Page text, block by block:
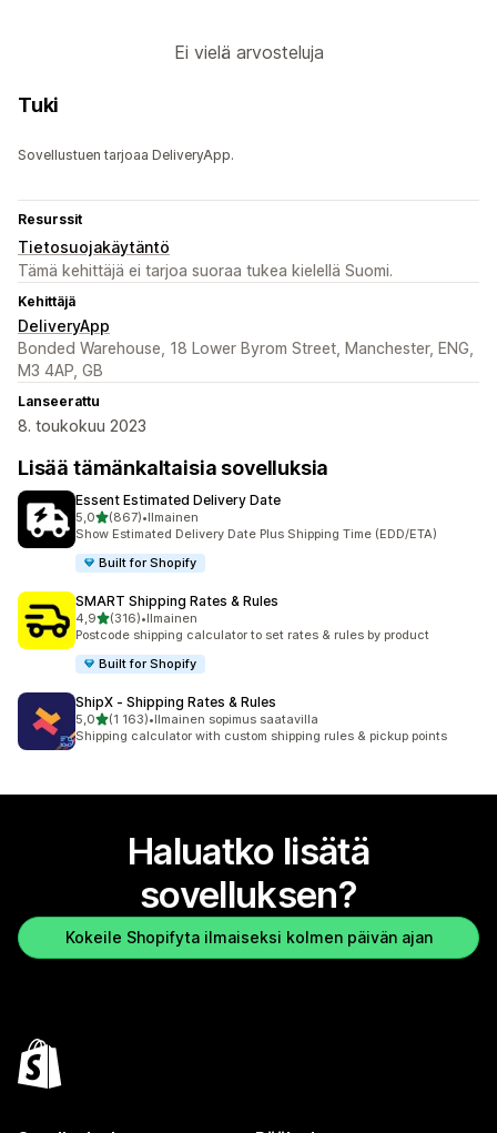
Ei vielä arvosteluja
Tuki
Sovellustuen tarjoaa DeliveryApp.
Resurssit
Tietosuojakäytäntö
Tämä kehittäjä ei tarjoa suoraa tukea kielellä Suomi.
Kehittäjä
DeliveryApp
Bonded Warehouse, 18 Lower Byrom Street, Manchester, ENG,
M3 4AP, GB
Lanseerattu
8. toukokuu 2023
Lisää tämänkaltaisia sovelluksia
Essent Estimated Delivery Date
5,0/ 5 tähteä
(867)
867 arvostelua yhteensä
•Ilmainen
Show Estimated Delivery Date Plus Shipping Time (EDD/ETA)
Built for Shopify
SMART Shipping Rates & Rules
4,9/ 5 tähteä
(316)
316 arvostelua yhteensä
•Ilmainen
Postcode shipping calculator to set rates & rules by product
Built for Shopify
ShipX ‑ Shipping Rates & Rules
5,0/ 5 tähteä
(1 163)
1163 arvostelua yhteensä
•Ilmainen sopimus saatavilla
Shipping calculator with custom shipping rules & pickup points
Haluatko lisätä
sovelluksen?
Kokeile Shopifyta ilmaiseksi kolmen päivän ajan